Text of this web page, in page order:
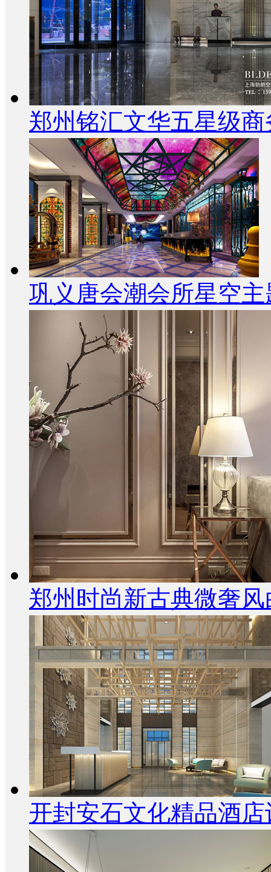
郑州铭汇文华五星级
巩义唐会潮会所星空
郑州时尚新古典微奢
开封安石文化精品酒